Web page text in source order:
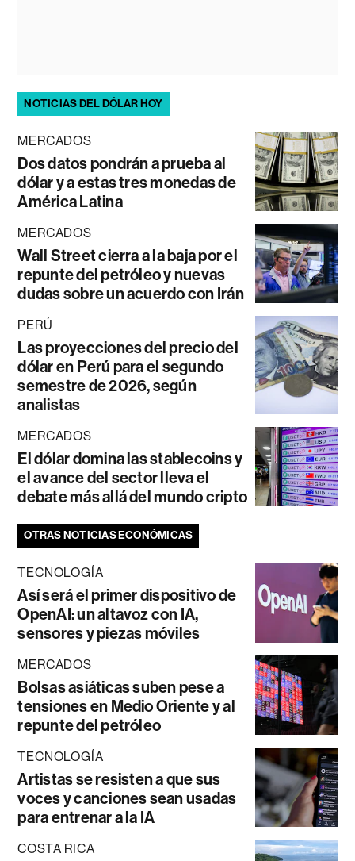
NOTICIAS DEL DÓLAR HOY
MERCADOS
Dos datos pondrán a prueba al
dólar y a estas tres monedas de
América Latina
MERCADOS
Wall Street cierra a la baja por el
repunte del petróleo y nuevas
dudas sobre un acuerdo con Irán
PERÚ
Las proyecciones del precio del
dólar en Perú para el segundo
semestre de 2026, según
analistas
MERCADOS
El dólar domina las stablecoins y
el avance del sector lleva el
debate más allá del mundo cripto
OTRAS NOTICIAS ECONÓMICAS
TECNOLOGÍA
Así será el primer dispositivo de
OpenAI: un altavoz con IA,
sensores y piezas móviles
MERCADOS
Bolsas asiáticas suben pese a
tensiones en Medio Oriente y al
repunte del petróleo
TECNOLOGÍA
Artistas se resisten a que sus
voces y canciones sean usadas
para entrenar a la IA
COSTA RICA